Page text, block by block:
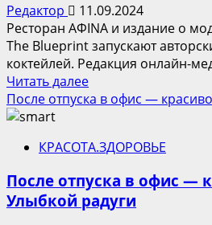
Елена
Кулецкая
на
открытии
сезона
SELA
Редактор
11.09.2024
Ресторан AФINA и издание о
The Blueprint запускают
коктейлей. Редакция онлайн-
Читать далееПрочитать
больше
AФINA
The
Blueprint:
После отпуска в офис —
КРАСОТА.ЗДОРОВЬЕ
После отпуска в офис —
Улыбкой радуги